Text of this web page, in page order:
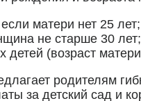
матери нет 25 лет;
не старше 30 лет;
(возраст
родителям
за детский сад и